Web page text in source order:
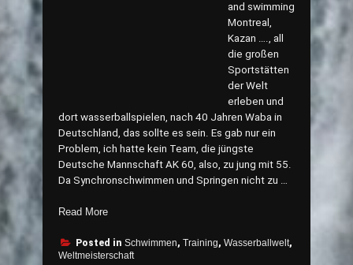
and swimming
Montreal,
Kazan …., all
die großen
Sportstätten
der Welt
erleben und
dort wasserballspielen, nach 40 Jahren Waba in
Deutschland, das sollte es sein. Es gab nur ein
Problem, ich hatte kein Team, die jüngste
Deutsche Mannschaft AK 60, also, zu jung mit 55.
Da Synchronschwimmen und Springen nicht zu …
Read More„In
Teichen
in
Posted in Schwimmen, Training, Wasserballwelt,
Weltmeisterschaft